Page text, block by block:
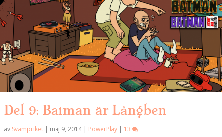
Del 9: Batman är Långben
av Svampriket | maj 9, 2014| PowerPlay | 13